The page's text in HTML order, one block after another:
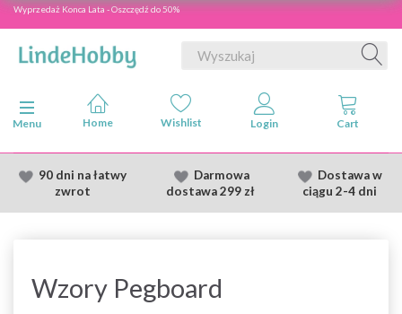
Wyprzedaż Konca Lata - Oszczędź do 50%
Przełącz nawigację
Menu
90 dni na łatwy
zwrot
Darmowa
dostawa299 zł
Dostawaw
ciągu 2-4 dni
Wzory Pegboard